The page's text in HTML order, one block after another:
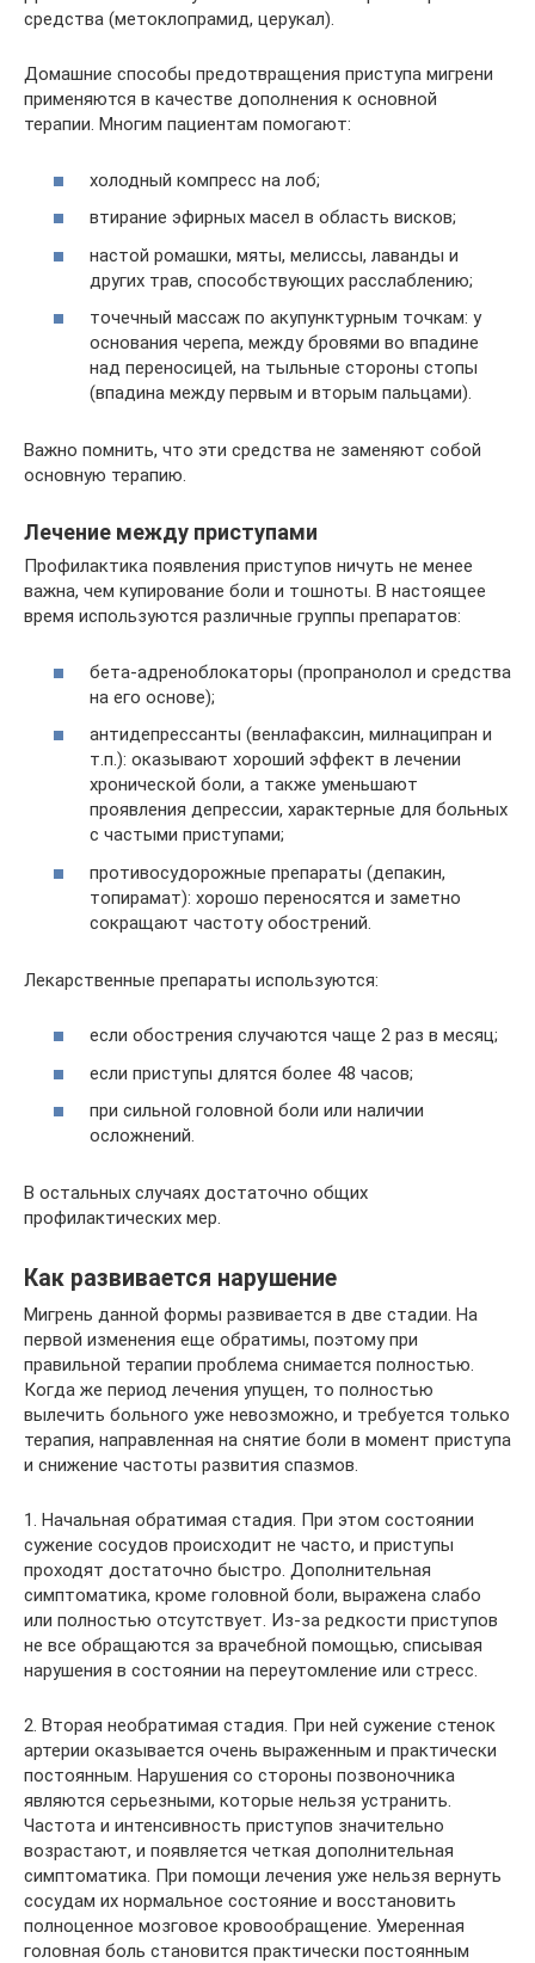
средства (метоклопрамид, церукал).
Домашние способы предотвращения приступа мигрени
применяются в качестве дополнения к основной
терапии. Многим пациентам помогают:
холодный компресс на лоб;
втирание эфирных масел в область висков;
настой ромашки, мяты, мелиссы, лаванды и
других трав, способствующих расслаблению;
точечный массаж по акупунктурным точкам: у
основания черепа, между бровями во впадине
над переносицей, на тыльные стороны стопы
(впадина между первым и вторым пальцами).
Важно помнить, что эти средства не заменяют собой
основную терапию.
Лечение между приступами
Профилактика появления приступов ничуть не менее
важна, чем купирование боли и тошноты. В настоящее
время используются различные группы препаратов:
бета-адреноблокаторы (пропранолол и средства
на его основе);
антидепрессанты (венлафаксин, милнаципран и
т.п.): оказывают хороший эффект в лечении
хронической боли, а также уменьшают
проявления депрессии, характерные для больных
с частыми приступами;
противосудорожные препараты (депакин,
топирамат): хорошо переносятся и заметно
сокращают частоту обострений.
Лекарственные препараты используются:
если обострения случаются чаще 2 раз в месяц;
если приступы длятся более 48 часов;
при сильной головной боли или наличии
осложнений.
В остальных случаях достаточно общих
профилактических мер.
Как развивается нарушение
Мигрень данной формы развивается в две стадии. На
первой изменения еще обратимы, поэтому при
правильной терапии проблема снимается полностью.
Когда же период лечения упущен, то полностью
вылечить больного уже невозможно, и требуется только
терапия, направленная на снятие боли в момент приступа
и снижение частоты развития спазмов.
1. Начальная обратимая стадия. При этом состоянии
сужение сосудов происходит не часто, и приступы
проходят достаточно быстро. Дополнительная
симптоматика, кроме головной боли, выражена слабо
или полностью отсутствует. Из-за редкости приступов
не все обращаются за врачебной помощью, списывая
нарушения в состоянии на переутомление или стресс.
2. Вторая необратимая стадия. При ней сужение стенок
артерии оказывается очень выраженным и практически
постоянным. Нарушения со стороны позвоночника
являются серьезными, которые нельзя устранить.
Частота и интенсивность приступов значительно
возрастают, и появляется четкая дополнительная
симптоматика. При помощи лечения уже нельзя вернуть
сосудам их нормальное состояние и восстановить
полноценное мозговое кровообращение. Умеренная
головная боль становится практически постоянным